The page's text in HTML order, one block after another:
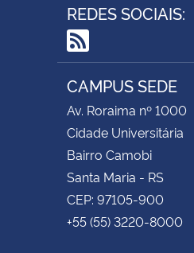
REDES SOCIAIS:
RSS
CAMPUS SEDE
Av. Roraima nº 1000
Cidade Universitária
Bairro Camobi
Santa Maria - RS
CEP: 97105-900
+55 (55) 3220-8000